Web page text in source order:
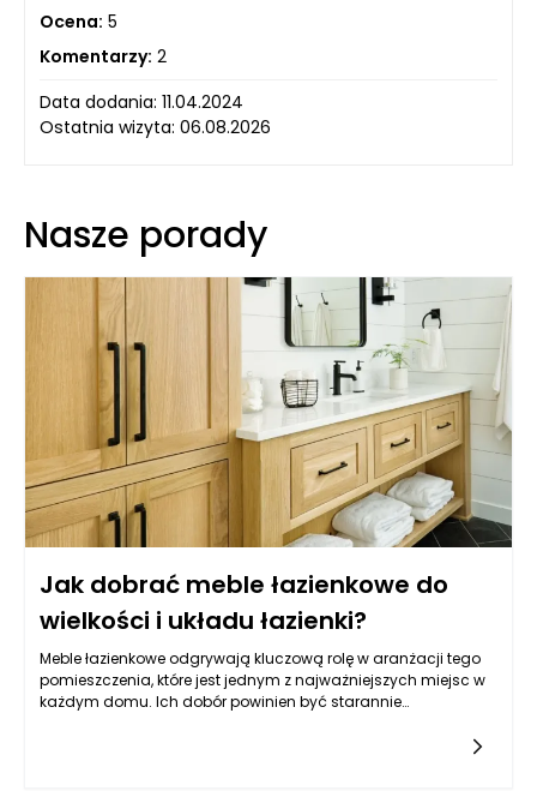
Ocena: 5
Komentarzy: 2
Data dodania: 11.04.2024
Ostatnia wizyta: 06.08.2026
Nasze porady
Jak dobrać meble łazienkowe do
wielkości i układu łazienki?
Meble łazienkowe odgrywają kluczową rolę w aranżacji tego
pomieszczenia, które jest jednym z najważniejszych miejsc w
każdym domu. Ich dobór powinien być starannie